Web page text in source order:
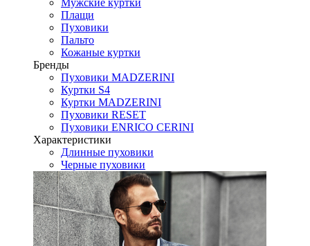
Мужские куртки
Плащи
Пуховики
Пальто
Кожаные куртки
Бренды
Пуховики MADZERINI
Куртки S4
Куртки MADZERINI
Пуховики RESET
Пуховики ENRICO CERINI
Характеристики
Длинные пуховики
Черные пуховики